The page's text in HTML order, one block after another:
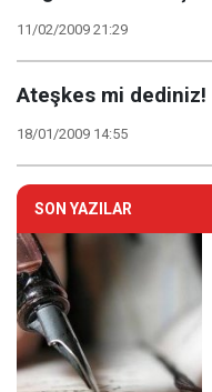
11/02/2009 21:29
Ateşkes mi dediniz!
18/01/2009 14:55
SON YAZILAR